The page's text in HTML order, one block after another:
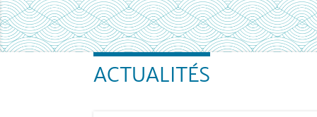
ACTUALITÉS